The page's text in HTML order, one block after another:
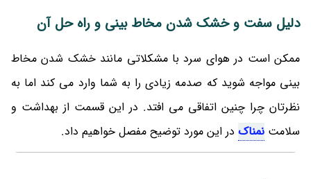
دلیل سفت و خشک شدن مخاط بینی و راه حل آن
ممکن است در هوای سرد با مشکلاتی مانند خشک شدن مخاط
بینی مواجه شوید که صدمه زیادی را به شما وارد می‌ کند اما به
نظرتان چرا چنین اتفاقی می افتد. در این قسمت از بهداشت و
سلامت نمناک در این مورد توضیح مفصل خواهیم داد.